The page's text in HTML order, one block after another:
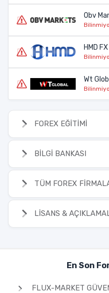
Obv
HMD
Wt
FOREX EĞİTİMİ
BİLGİ BANKASI
TÜM FOREX
LİSANS &
En Son
FLUX-MARKET GÜVENILIR